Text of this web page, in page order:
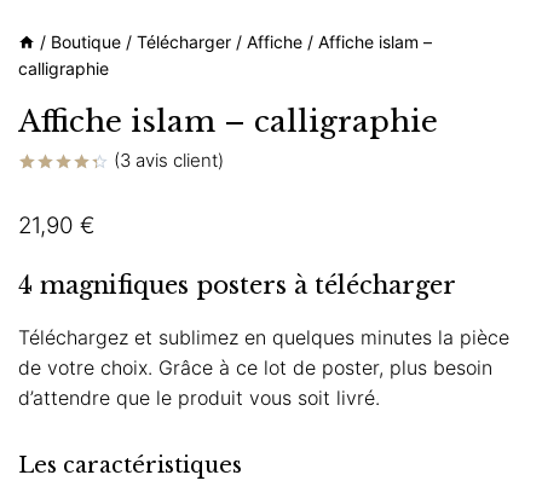
/ Boutique / Télécharger / Affiche / Affiche islam –
calligraphie
Affiche islam – calligraphie
5 basé
client
(3 avis client)
21,90 €
4 magnifiques posters à télécharger
Téléchargez et sublimez en quelques minutes la pièce
de votre choix. Grâce à ce lot de poster, plus besoin
d’attendre que le produit vous soit livré.
Les caractéristiques